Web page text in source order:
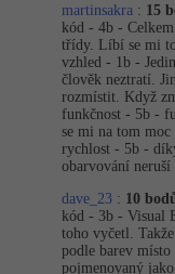
martinsakra : 15
kód - 4b -
třídy. Líbí se mi
vzhled - 1b -
člověk neztratí.
rozmístit. Když
funkčnost - 5b -
se mi na tom moc
rychlost - 5b -
obarvování
dave_23 : 10
kód - 3b - Visual
toho vyčetl.
podle barev
pojmenovaný